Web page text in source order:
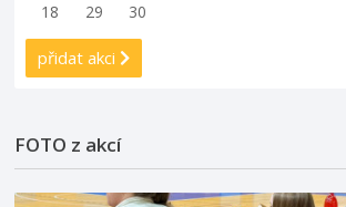
18
29 30
přidat akci
FOTO z akcí